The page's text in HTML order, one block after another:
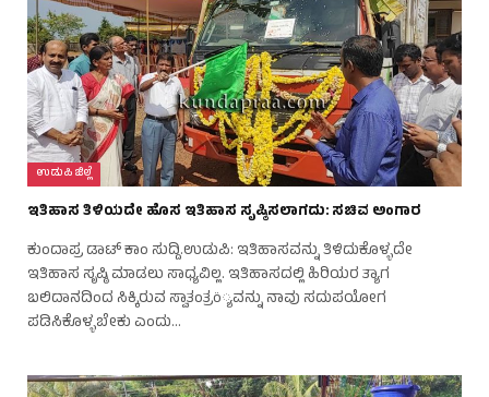
ಉಡುಪಿ ಜಿಲ್ಲೆ
ಇತಿಹಾಸ ತಿಳಿಯದೇ ಹೊಸ ಇತಿಹಾಸ ಸೃಷ್ಠಿಸಲಾಗದು: ಸಚಿವ ಅಂಗಾರ
ಕುಂದಾಪ್ರ ಡಾಟ್ ಕಾಂ ಸುದ್ದಿ.ಉಡುಪಿ: ಇತಿಹಾಸವನ್ನು ತಿಳಿದುಕೊಳ್ಳದೇ
ಇತಿಹಾಸ ಸೃಷ್ಠಿ ಮಾಡಲು ಸಾಧ್ಯವಿಲ್ಲ. ಇತಿಹಾಸದಲ್ಲಿ ಹಿರಿಯರ ತ್ಯಾಗ
ಬಲಿದಾನದಿಂದ ಸಿಕ್ಕಿರುವ ಸ್ವಾತಂತ್ರö್ಯವನ್ನು ನಾವು ಸದುಪಯೋಗ
ಪಡಿಸಿಕೊಳ್ಳಬೇಕು ಎಂದು…